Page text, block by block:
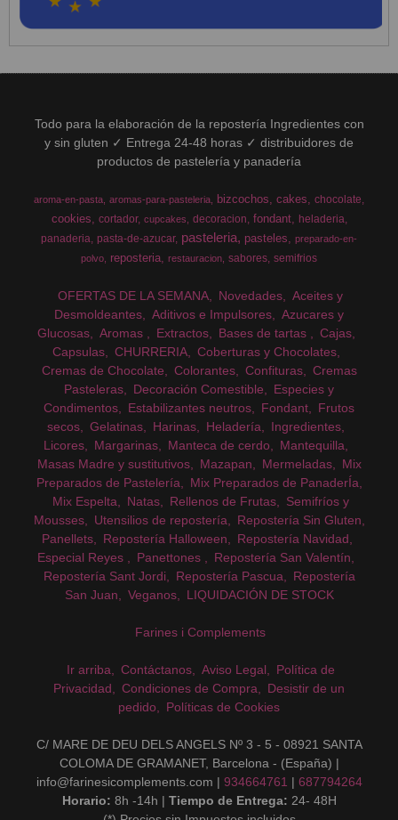
Todo para la elaboración de la repostería Ingredientes con
y sin gluten ✓ Entrega 24-48 horas ✓ distribuidores de
productos de pastelería y panadería
aroma-en-pasta aromas-para-pasteleria bizcochos cakes chocolate
cookies cortador cupcakes decoracion fondant
heladeria
panaderia pasta-de-azucar pasteleria pasteles
preparado-en-
polvo
reposteria restauracion sabores semifrios
OFERTAS DE LA SEMANA Novedades
Aceites y
Desmoldeantes
Aditivos e Impulsores
Azucares y
Glucosas
Aromas Extractos Bases de tartas
Cajas
Capsulas
CHURRERIA
Coberturas y Chocolates
Cremas de Chocolate
Colorantes Confituras
Cremas
Pasteleras
Decoración Comestible
Especies y
Condimentos
Estabilizantes neutros Fondant
Frutos
secos
Gelatinas Harinas Heladería
Ingredientes
Licores
Margarinas Manteca de cerdo
Mantequilla
Masas Madre y sustitutivos
Mazapan Mermeladas
Mix
Preparados de Pastelería
Mix Preparados de PanaderÍa
Mix Espelta
Natas Rellenos de Frutas
Semifríos y
Mousses
Utensilios de repostería
Repostería Sin Gluten
Panellets
Repostería Halloween
Repostería Navidad
Especial Reyes
Panettones
Repostería San Valentín
Repostería Sant Jordi
Repostería Pascua
Repostería
San Juan
Veganos LIQUIDACIÓN DE STOCK
Farines i Complements
Ir arriba Contáctanos Aviso Legal
Política de
Privacidad
Condiciones de Compra
Desistir de un
pedido
Políticas de Cookies
C/ MARE DE DEU DELS ANGELS Nº 3 - 5 - 08921 SANTA
COLOMA DE GRAMANET, Barcelona - (España) |
info@farinesicomplements.com | 934664761 | 687794264
Horario: 8h -14h | Tiempo de Entrega: 24- 48H